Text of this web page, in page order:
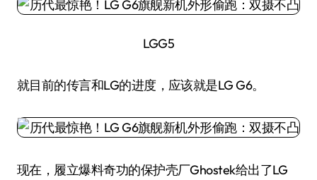
LGG5
就目前的传言和LG的进度，应该就是LG G6。
现在，履立爆料奇功的保护壳厂Ghostek给出了LG